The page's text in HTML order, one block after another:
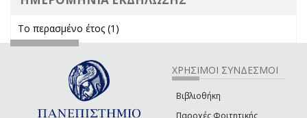
Το περασμένο έτος (1)
ΧΡΗΣΙΜΟΙ ΣΥΝΔΕΣΜΟΙ
Βιβλιοθήκη
Παροχές Φοιτητικής